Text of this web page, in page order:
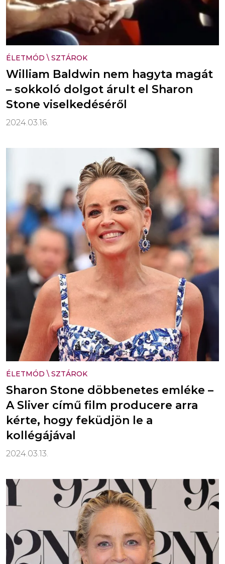
ÉLETMÓD \ SZTÁROK
William Baldwin nem hagyta magát
– sokkoló dolgot árult el Sharon
Stone viselkedéséről
2024.03.16.
ÉLETMÓD \ SZTÁROK
Sharon Stone döbbenetes emléke –
A Sliver című film producere arra
kérte, hogy feküdjön le a
kollégájával
2024.03.13.